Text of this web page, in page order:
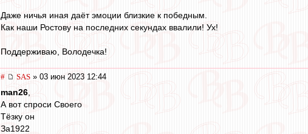
Даже ничья иная даёт эмоции близкие к победным.
Как наши Ростову на последних секундах ввалили! Ух!
Поддерживаю, Володечка!
# SAS » 03 июн 2023 12:44
man26,
А вот спроси Своего
Тёзку он
За1922